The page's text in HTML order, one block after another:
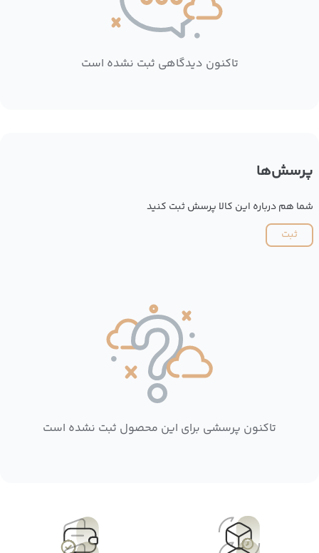
تاکنون دیدگاهی ثبت نشده است
پرسش‌ها
شما هم درباره این کالا پرسش ثبت کنید
ثبت
تاکنون پرسشی برای این محصول ثبت نشده است